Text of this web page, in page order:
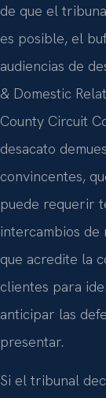
de que el
es posible, el
audiencias de
& Domestic
County Circuit
desacato
convincentes,
puede requerir
intercambios de
que acredite la
clientes para
anticipar las
presentar.
Si el tribunal